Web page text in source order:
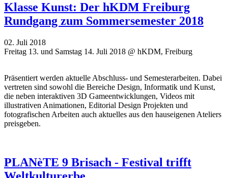
Klasse Kunst: Der hKDM Freiburg
Rundgang zum Sommersemester 2018
02. Juli 2018
Freitag 13. und Samstag 14. Juli 2018 @ hKDM, Freiburg
Präsentiert werden aktuelle Abschluss- und Semesterarbeiten. Dabei
vertreten sind sowohl die Bereiche Design, Informatik und Kunst,
die neben interaktiven 3D Gameentwicklungen, Videos mit
illustrativen Animationen, Editorial Design Projekten und
fotografischen Arbeiten auch aktuelles aus den hauseigenen Ateliers
preisgeben.
PLANèTE 9 Brisach - Festival trifft